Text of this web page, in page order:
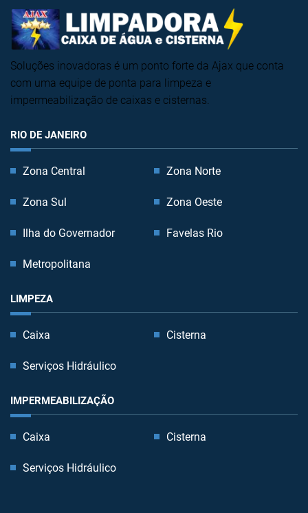
Soluções inovadoras é um ponto forte da Ajax que conta
com uma equipe de ponta para limpeza e
impermeabilização de caixas e cisternas.
RIO DE JANEIRO
Zona Central Zona Norte
Zona Sul Zona Oeste
Ilha do Governador Favelas Rio
Metropolitana
LIMPEZA
Caixa Cisterna
Serviços Hidráulico
IMPERMEABILIZAÇÃO
Caixa Cisterna
Serviços Hidráulico